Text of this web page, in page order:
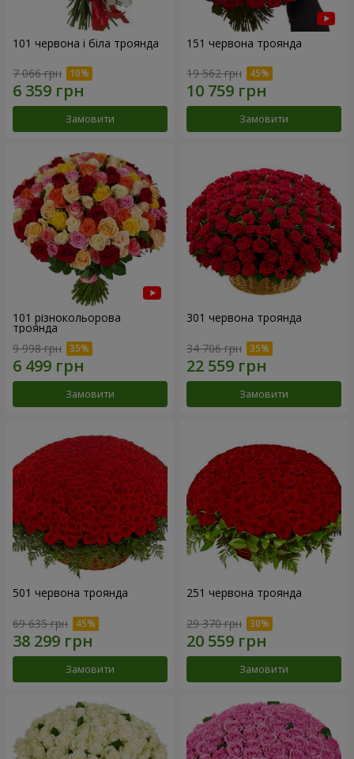
101 червона і біла троянда
7 066 грн
Замовити
151 червона троянда
19 562 грн
Замовити
101 різнокольорова
троянда
9 998 грн
Замовити
301 червона троянда
34 706 грн
Замовити
501 червона троянда
69 635 грн
Замовити
251 червона троянда
29 370 грн
Замовити